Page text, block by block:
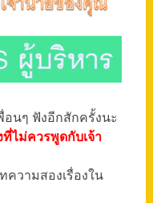
อนๆ ฟังอีกสักครั้งนะ
ที่ไม่ควรพูดกับเจ้า
วามสองเรื่องใน